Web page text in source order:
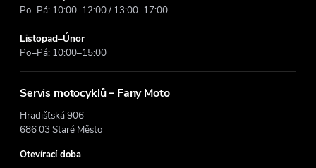
Po–Pá: 10:00–12:00 / 13:00–17:00
Listopad–Únor
Po–Pá: 10:00–15:00
Servis motocyklů – Fany Moto
Hradišťská 906
686 03 Staré Město
Otevírací doba